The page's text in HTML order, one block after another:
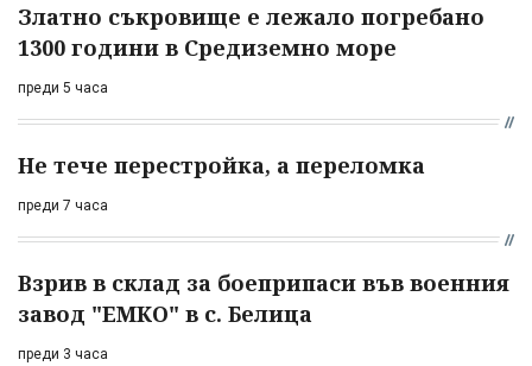
Златно съкровище е лежало погребано
1300 години в Средиземно море
преди 5 часа
Не тече перестройка, а переломка
преди 7 часа
Взрив в склад за боеприпаси във военния
завод "ЕМКО" в с. Белица
преди 3 часа